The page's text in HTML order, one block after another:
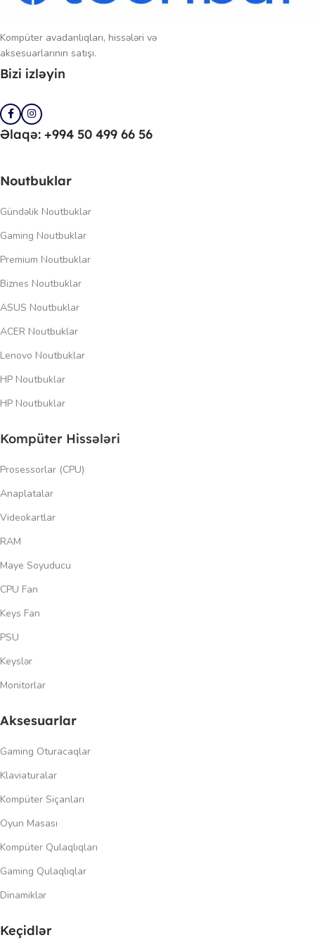
Kompüter avadanlıqları, hissələri və
aksesuarlarının satışı.
Bizi izləyin
Əlaqə: +994 50 499 66 56
Noutbuklar
Gündəlik Noutbuklar
Gaming Noutbuklar
Premium Noutbuklar
Biznes Noutbuklar
ASUS Noutbuklar
ACER Noutbuklar
Lenovo Noutbuklar
HP Noutbuklar
HP Noutbuklar
Kompüter Hissələri
Prosessorlar (CPU)
Anaplatalar
Videokartlar
RAM
Maye Soyuducu
CPU Fan
Keys Fan
PSU
Keyslər
Monitorlar
Aksesuarlar
Gaming Oturacaqlar
Klaviaturalar
Kompüter Siçanları
Oyun Masası
Kompüter Qulaqlıqları
Gaming Qulaqlıqlar
Dinamiklər
Keçidlər